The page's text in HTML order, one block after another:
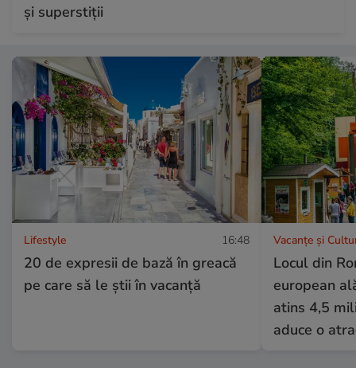
și superstiții
Lifestyle 16:48
20 de expresii de bază în greacă
pe care să le știi în vacanță
Vacanțe și
Locul din
european
atins 4,5
aduce o